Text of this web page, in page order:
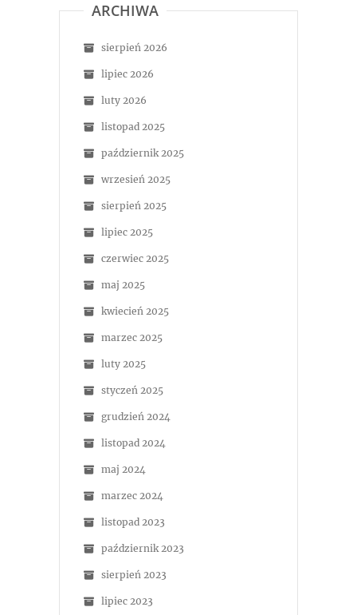
ARCHIWA
sierpień 2026
lipiec 2026
luty 2026
listopad 2025
październik 2025
wrzesień 2025
sierpień 2025
lipiec 2025
czerwiec 2025
maj 2025
kwiecień 2025
marzec 2025
luty 2025
styczeń 2025
grudzień 2024
listopad 2024
maj 2024
marzec 2024
listopad 2023
październik 2023
sierpień 2023
lipiec 2023